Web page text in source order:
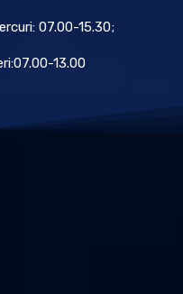
07.00-15.30;
13.00